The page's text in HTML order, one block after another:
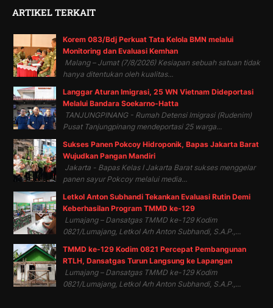
ARTIKEL TERKAIT
Korem 083/Bdj Perkuat Tata Kelola BMN melalui
Monitoring dan Evaluasi Kemhan
Malang – Jumat (7/8/2026) Kesiapan sebuah satuan tidak
hanya ditentukan oleh kualitas...
Langgar Aturan Imigrasi, 25 WN Vietnam Dideportasi
Melalui Bandara Soekarno-Hatta
TANJUNGPINANG - Rumah Detensi Imigrasi (Rudenim)
Pusat Tanjungpinang mendeportasi 25 warga...
Sukses Panen Pokcoy Hidroponik, Bapas Jakarta Barat
Wujudkan Pangan Mandiri
Jakarta - Bapas Kelas I Jakarta Barat sukses menggelar
panen sayur Pokcoy melalui media...
Letkol Anton Subhandi Tekankan Evaluasi Rutin Demi
Keberhasilan Program TMMD ke-129
Lumajang – Dansatgas TMMD ke-129 Kodim
0821/Lumajang, Letkol Arh Anton Subhandi, S.A.P.,...
TMMD ke-129 Kodim 0821 Percepat Pembangunan
RTLH, Dansatgas Turun Langsung ke Lapangan
Lumajang – Dansatgas TMMD ke-129 Kodim
0821/Lumajang, Letkol Arh Anton Subhandi, S.A.P.,...